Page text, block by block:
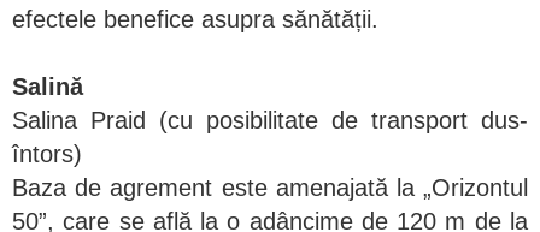
efectele benefice asupra sănătății.
Salină
Salina Praid (cu posibilitate de transport dus-
întors)
Baza de agrement este amenajată la „Orizontul
50”, care se află la o adâncime de 120 m de la